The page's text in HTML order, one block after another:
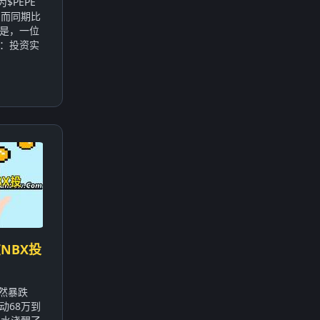
同期比
，一位
投资实
投
暴跌
68万到